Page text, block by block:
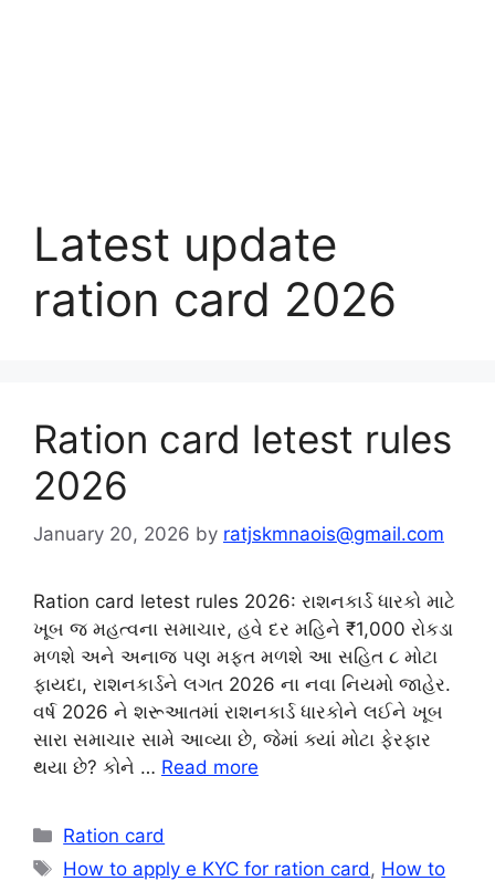
Latest update
ration card 2026
Ration card letest rules
2026
January 20, 2026 by ratjskmnaois@gmail.com
Ration card letest rules 2026: રાશનકાર્ડ ધારકો માટે
ખૂબ જ મહત્વના સમાચાર, હવે દર મહિને ₹1,000 રોકડા
મળશે અને અનાજ પણ મફત મળશે આ સહિત ૮ મોટા
ફાયદા, રાશનકાર્ડને લગત 2026 ના નવા નિયમો જાહેર.
વર્ષ 2026 ને શરૂઆતમાં રાશનકાર્ડ ધારકોને લઈને ખૂબ
સારા સમાચાર સામે આવ્યા છે, જેમાં ક્યાં મોટા ફેરફાર
થયા છે? કોને … Read more
Categories
Ration card
Tags
How to apply e KYC for ration card, How to